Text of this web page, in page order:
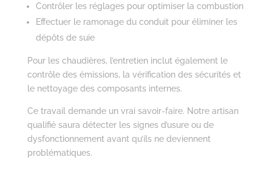
Contrôler les réglages pour optimiser la combustion
Effectuer le ramonage du conduit pour éliminer les
dépôts de suie
Pour les chaudières, l’entretien inclut également le
contrôle des émissions, la vérification des sécurités et
le nettoyage des composants internes.
Ce travail demande un vrai savoir-faire. Notre artisan
qualifié saura détecter les signes d’usure ou de
dysfonctionnement avant qu’ils ne deviennent
problématiques.